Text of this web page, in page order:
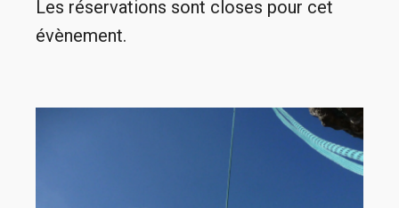
Les réservations sont closes pour cet
évènement.